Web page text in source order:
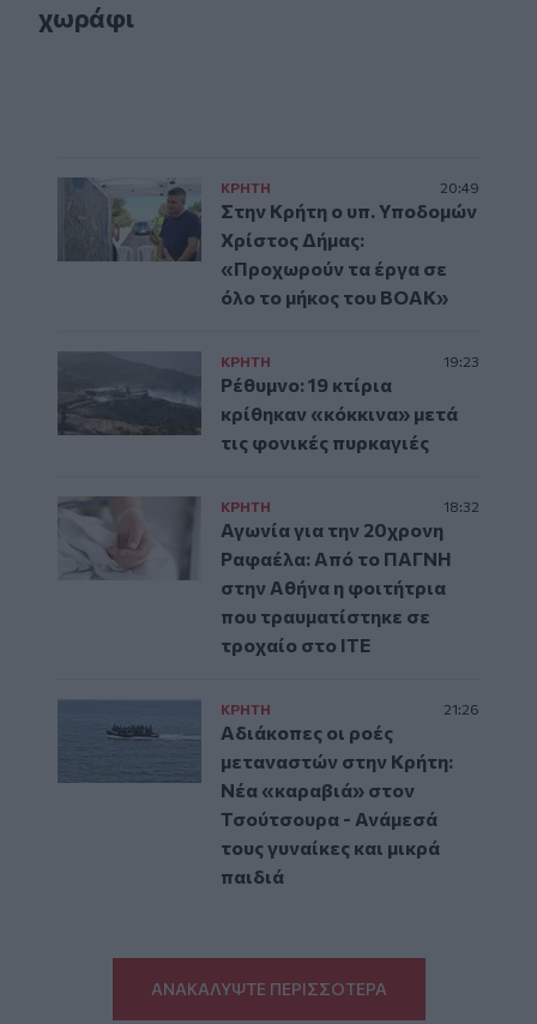
χωράφι
ΚΡΗΤΗ 20:49
Στην Κρήτη ο υπ. Υποδομών
Χρίστος Δήμας:
«Προχωρούν τα έργα σε
όλο το μήκος του ΒΟΑΚ»
ΚΡΗΤΗ 19:23
Ρέθυμνο: 19 κτίρια
κρίθηκαν «κόκκινα» μετά
τις φονικές πυρκαγιές
ΚΡΗΤΗ 18:32
Αγωνία για την 20χρονη
Ραφαέλα: Από το ΠΑΓΝΗ
στην Αθήνα η φοιτήτρια
που τραυματίστηκε σε
τροχαίο στο ΙΤΕ
ΚΡΗΤΗ 21:26
Αδιάκοπες οι ροές
μεταναστών στην Κρήτη:
Νέα «καραβιά» στον
Τσούτσουρα - Ανάμεσά
τους γυναίκες και μικρά
παιδιά
ΑΝΑΚΑΛΥΨΤΕ ΠΕΡΙΣΣΟΤΕΡΑ